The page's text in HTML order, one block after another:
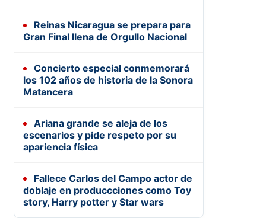
Reinas Nicaragua se prepara para
Gran Final llena de Orgullo Nacional
Concierto especial conmemorará
los 102 años de historia de la Sonora
Matancera
Ariana grande se aleja de los
escenarios y pide respeto por su
apariencia física
Fallece Carlos del Campo actor de
doblaje en produccciones como Toy
story, Harry potter y Star wars